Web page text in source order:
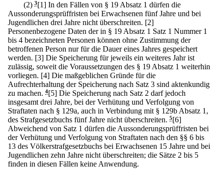
(2) 3[1] In den Fällen von § 19 Absatz 1 dürfen die
Aussonderungsprüffristen bei Erwachsenen fünf Jahre und bei
Jugendlichen drei Jahre nicht überschreiten. [2]
Personenbezogene Daten der in § 19 Absatz 1 Satz 1 Nummer 1
bis 4 bezeichneten Personen können ohne Zustimmung der
betroffenen Person nur für die Dauer eines Jahres gespeichert
werden. [3] Die Speicherung für jeweils ein weiteres Jahr ist
zulässig, soweit die Voraussetzungen des § 19 Absatz 1 weiterhin
vorliegen. [4] Die maßgeblichen Gründe für die
Aufrechterhaltung der Speicherung nach Satz 3 sind aktenkundig
zu machen. 4[5] Die Speicherung nach Satz 2 darf jedoch
insgesamt drei Jahre, bei der Verhütung und Verfolgung von
Straftaten nach § 129a, auch in Verbindung mit § 129b Absatz 1,
des Strafgesetzbuchs fünf Jahre nicht überschreiten. 5[6]
Abweichend von Satz 1 dürfen die Aussonderungsprüffristen bei
der Verhütung und Verfolgung von Straftaten nach den §§ 6 bis
13 des Völkerstrafgesetzbuchs bei Erwachsenen 15 Jahre und bei
Jugendlichen zehn Jahre nicht überschreiten; die Sätze 2 bis 5
finden in diesen Fällen keine Anwendung.